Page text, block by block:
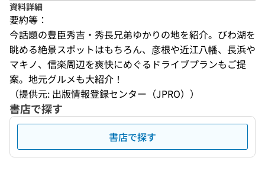
資料詳細
要約等：
今話題の豊臣秀吉・秀長兄弟ゆかりの地を紹介。びわ湖を
眺める絶景スポットはもちろん、彦根や近江八幡、長浜や
マキノ、信楽周辺を爽快にめぐるドライブプランもご提
案。地元グルメも大紹介！
（提供元: 出版情報登録センター（JPRO））
書店で探す
書店で探す